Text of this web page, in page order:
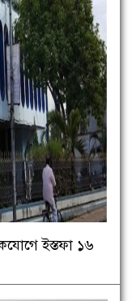
ইস্তফা ১৬